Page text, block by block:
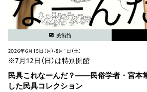
美術館
2026年6月15日（月）-8月1日（土）
※7月12日（日）は特別開館
民具これなーんだ？——民俗学者・宮本
した民具コレクション